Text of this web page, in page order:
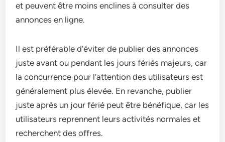
et peuvent être moins enclines à consulter des
annonces en ligne.
Il est préférable d’éviter de publier des annonces
juste avant ou pendant les jours fériés majeurs, car
la concurrence pour l’attention des utilisateurs est
généralement plus élevée. En revanche, publier
juste après un jour férié peut être bénéfique, car les
utilisateurs reprennent leurs activités normales et
recherchent des offres.